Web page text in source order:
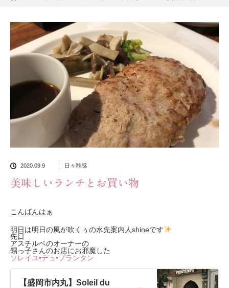
2020.09.9 日々雑感
美味しいランチとお買い物
こんばんはぁ
明日は明日の風が吹くぅの水先案内人shineです
先日
アスチルベのオーナーの
甥っ子さんのお店にお邪魔した
ソレイユ•デュ•プランタン
【盛岡市内丸】Soleil du